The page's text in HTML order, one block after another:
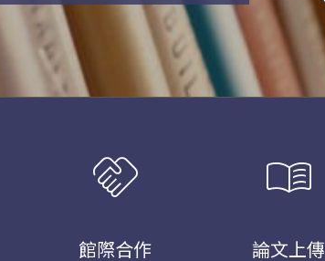
handshake
館際合作
menu_book
論文上傳